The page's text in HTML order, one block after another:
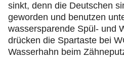
sinkt, denn die Deutschen
geworden und benutzen
wassersparende Spül- und
drücken die Spartaste bei
Wasserhahn beim